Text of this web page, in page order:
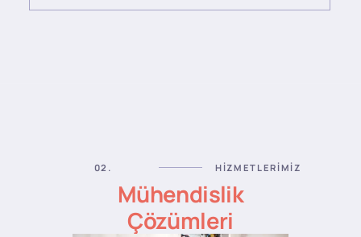
02. HIZMETLERIMIZ
Mühendislik
Çözümleri